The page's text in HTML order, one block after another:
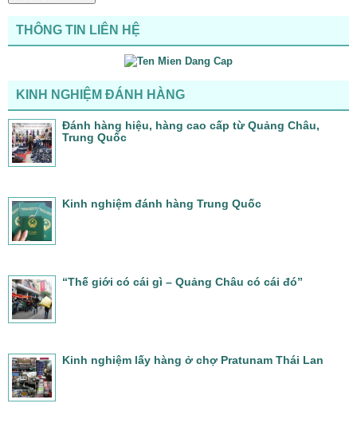
THÔNG TIN LIÊN HỆ
KINH NGHIỆM ĐÁNH HÀNG
Đánh hàng hiệu, hàng cao cấp từ Quảng Châu,
Trung Quốc
Kinh nghiệm đánh hàng Trung Quốc
“Thế giới có cái gì – Quảng Châu có cái đó”
Kinh nghiệm lấy hàng ở chợ Pratunam Thái Lan